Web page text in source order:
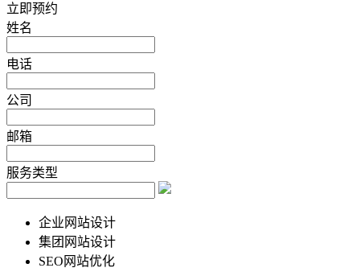
立即预约
姓名
电话
公司
邮箱
服务类型
企业网站设计
集团网站设计
SEO网站优化